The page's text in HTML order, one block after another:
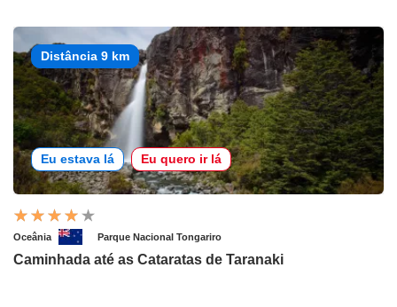
Distância 9 km
Eu estava lá Eu quero ir lá
Oceânia Parque Nacional Tongariro
Caminhada até as Cataratas de Taranaki